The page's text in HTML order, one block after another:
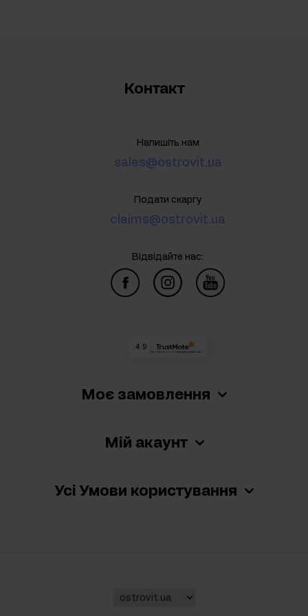
Моє замовлення
Мій акаунт
Усі Умови користування
Контакт
Напишіть нам
sales@ostrovit.ua
Подати скаргу
claims@ostrovit.ua
Відвідайте нас:
4.9
На основі 69 841 відгуків за весь час